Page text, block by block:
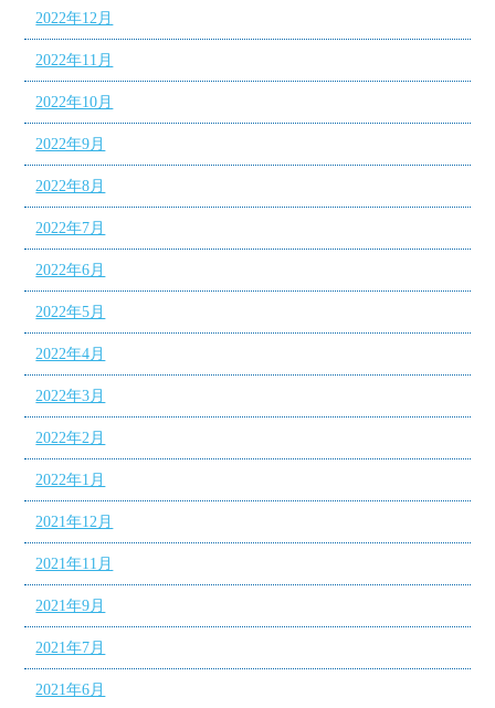
2022年12月
2022年11月
2022年10月
2022年9月
2022年8月
2022年7月
2022年6月
2022年5月
2022年4月
2022年3月
2022年2月
2022年1月
2021年12月
2021年11月
2021年9月
2021年7月
2021年6月